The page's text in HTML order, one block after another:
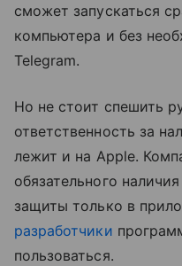
сможет запускаться
компьютера и без
Telegram.
Но не стоит спешить
ответственность за
лежит и на Apple.
обязательного
защиты только в
разработчики
пользоваться.